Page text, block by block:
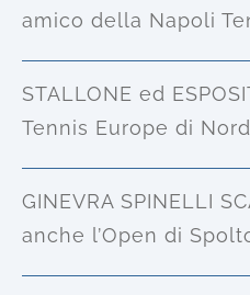
amico della Napoli
STALLONE ed
Tennis Europe di
GINEVRA SPINELLI
anche l’Open di